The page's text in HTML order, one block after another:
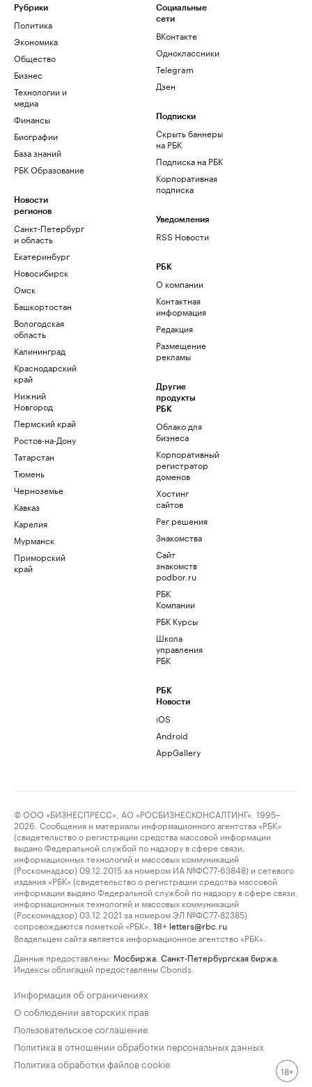
Рубрики
Политика
Экономика
Общество
Бизнес
Технологии и
медиа
Финансы
Биографии
База знаний
РБК Образование
Новости
регионов
Санкт-Петербург
и область
Екатеринбург
Новосибирск
Омск
Башкортостан
Вологодская
область
Калининград
Краснодарский
край
Нижний
Новгород
Пермский край
Ростов-на-Дону
Татарстан
Тюмень
Черноземье
Кавказ
Карелия
Мурманск
Приморский
край
Социальные
сети
ВКонтакте
Одноклассники
Telegram
Дзен
Подписки
Скрыть баннеры
на РБК
Подписка на РБК
Корпоративная
подписка
Уведомления
RSS Новости
РБК
О компании
Контактная
информация
Редакция
Размещение
рекламы
Другие
продукты
РБК
Облако для
бизнеса
Корпоративный
регистратор
доменов
Хостинг
сайтов
Рег.решения
Знакомства
Сайт
знакомств
podbor.ru
РБК
Компании
РБК Курсы
Школа
управления
РБК
РБК
Новости
iOS
Android
AppGallery
© ООО «БИЗНЕСПРЕСС», АО «РОСБИЗНЕСКОНСАЛТИНГ», 1995–
2026. Сообщения и материалы информационного агентства «РБК»
(свидетельство о регистрации средства массовой информации
выдано Федеральной службой по надзору в сфере связи,
информационных технологий и массовых коммуникаций
(Роскомнадзор) 09.12.2015 за номером ИА №ФС77-63848) и сетевого
издания «РБК» (свидетельство о регистрации средства массовой
информации выдано Федеральной службой по надзору в сфере связи,
информационных технологий и массовых коммуникаций
(Роскомнадзор) 03.12.2021 за номером ЭЛ №ФС77-82385)
сопровождаются пометкой «РБК».
18+ letters@rbc.ru
Владельцем сайта является информационное агентство «РБК».
Данные предоставлены: Мосбиржа Санкт-Петербургская биржа
Индексы облигаций предоставлены Cbonds.
Информация об ограничениях
О соблюдении авторских прав
Пользовательское соглашение
Политика в отношении обработки персональных данных
Политика обработки файлов cookie
18+